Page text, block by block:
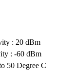
: 20 dBm
: -60 dBm
50 Degree C